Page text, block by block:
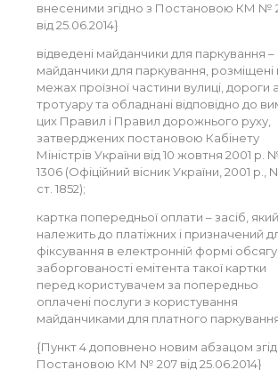
внесеними згідно з Постановою КМ №
від 25.06.2014}
відведені майданчики для паркування –
майданчики для паркування, розміщені
межах проїзної частини вулиці, дороги
тротуару та обладнані відповідно до
цих Правил і Правил дорожнього руху,
затверджених постановою Кабінету
Міністрів України від 10 жовтня 2001 р.
1306 (Офіційний вісник України, 2001 р.,
ст. 1852);
картка попередньої оплати – засіб,
належить до платіжних і призначений
фіксування в електронній формі обсягу
заборгованості емітента такої картки
перед користувачем за попередньо
оплачені послуги з користування
майданчиками для платного
{Пункт 4 доповнено новим абзацом
Постановою КМ № 207 від 25.06.2014}